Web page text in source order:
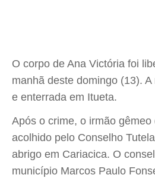
O corpo de Ana Victória foi
manhã deste domingo (13).
e enterrada em Itueta.
Após o crime, o irmão gêmeo
acolhido pelo Conselho
abrigo em Cariacica. O
município Marcos Paulo